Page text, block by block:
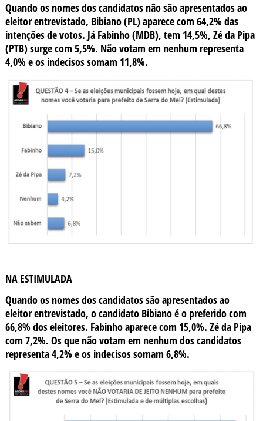
Quando os nomes dos candidatos não são apresentados ao
eleitor entrevistado, Bibiano (PL) aparece com 64,2% das
intenções de votos. Já Fabinho (MDB), tem 14,5%, Zé da Pipa
(PTB) surge com 5,5%. Não votam em nenhum representa
4,0% e os indecisos somam 11,8%.
NA ESTIMULADA
Quando os nomes dos candidatos são apresentados ao
eleitor entrevistado, o candidato Bibiano é o preferido com
66,8% dos eleitores. Fabinho aparece com 15,0%. Zé da Pipa
com 7,2%. Os que não votam em nenhum dos candidatos
representa 4,2% e os indecisos somam 6,8%.